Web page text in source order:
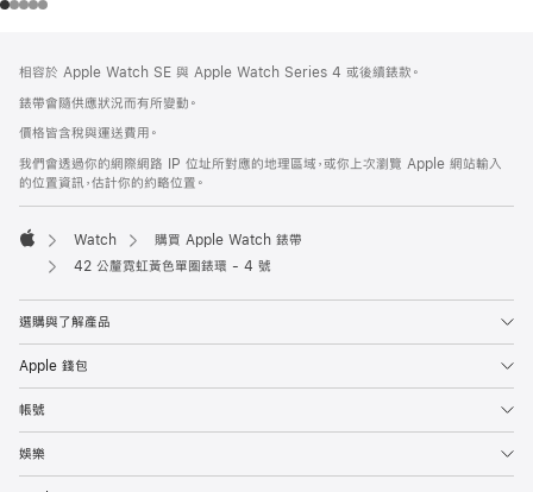
腳
腳
相容於 Apple Watch SE 與 Apple Watch Series 4 或後續錶款。
錶帶會隨供應狀況而有所變動。
價格皆含稅與運送費用。
我們會透過你的網際網路 IP 位址所對應的地理區域，或你上次瀏覽 Apple 網站輸入
的位置資訊，估計你的約略位置。
Apple
Watch
購買 Apple Watch 錶帶
42 公釐霓虹黃色單圈錶環 - 4 號
選購與了解產品
Apple 錢包
帳號
娛樂